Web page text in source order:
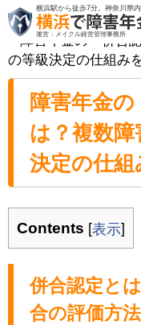
横浜駅から徒歩7分。神奈川県
運営：メイクル経営管理事務所
横浜で障害年金相談
>障害年金の「併合
の等級決定の仕組み
障害年金の
は？複数
決定の仕組
Contents [表示]
併合認定と
合の評価方法